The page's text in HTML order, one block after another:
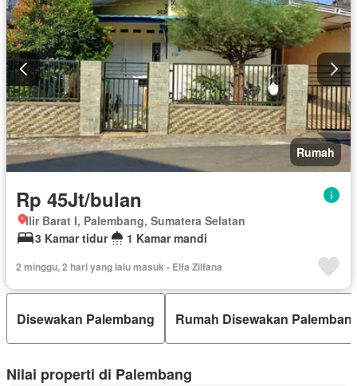
Rumah
Rp 45Jt/bulan
Ilir Barat I, Palembang, Sumatera Selatan
3 Kamar tidur
1 Kamar mandi
2 minggu, 2 hari yang lalu masuk - Elfa Zilfana
Disewakan Palembang Rumah Disewakan
Nilai properti di Palembang